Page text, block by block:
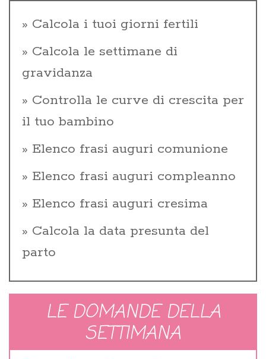
Calcola i tuoi giorni fertili
Calcola le settimane di
gravidanza
Controlla le curve di crescita per
il tuo bambino
Elenco frasi auguri comunione
Elenco frasi auguri compleanno
Elenco frasi auguri cresima
Calcola la data presunta del
parto
LE DOMANDE DELLA
SETTIMANA